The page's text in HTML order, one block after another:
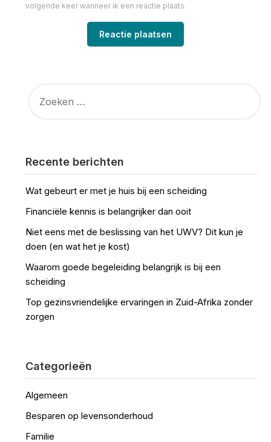
volgende keer wanneer ik een reactie plaats.
NAAR:
Recente berichten
Wat gebeurt er met je huis bij een scheiding
Financiële kennis is belangrijker dan ooit
Niet eens met de beslissing van het UWV? Dit kun je
doen (en wat het je kost)
Waarom goede begeleiding belangrijk is bij een
scheiding
Top gezinsvriendelijke ervaringen in Zuid-Afrika zonder
zorgen
Categorieën
Algemeen
Besparen op levensonderhoud
Familie